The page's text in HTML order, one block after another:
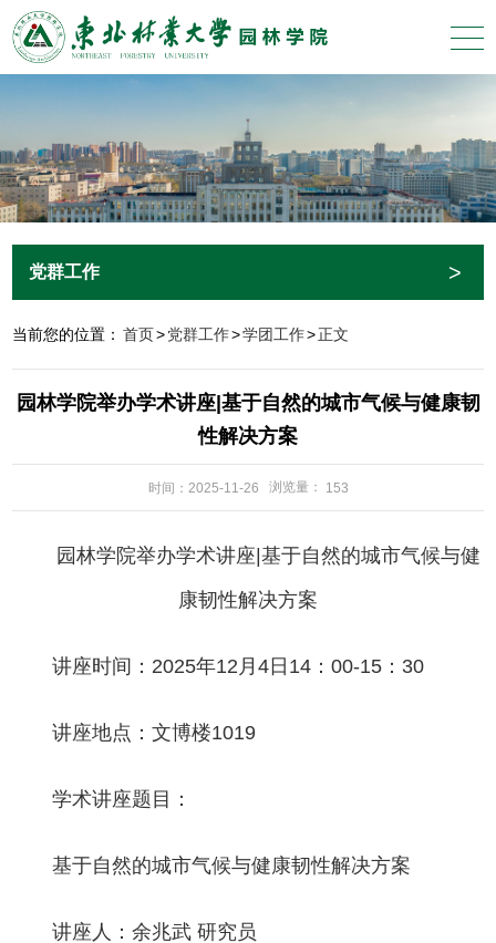
党群工作 >
当前您的位置： 首页>党群工作>学团工作>正文
园林学院举办学术讲座|基于自然的城市气候与健康韧
性解决方案
时间：2025-11-26 浏览量： 153
园林学院举办学术讲座 |基于自然的城市气候与健
康韧性解决方案
讲座时间： 2025年12月4日14：00-15：30
讲座地点 ：文博楼1019
学术讲座题目 ：
基于自然的城市气候与健康韧性解决方案
讲座人：余兆武 研究员